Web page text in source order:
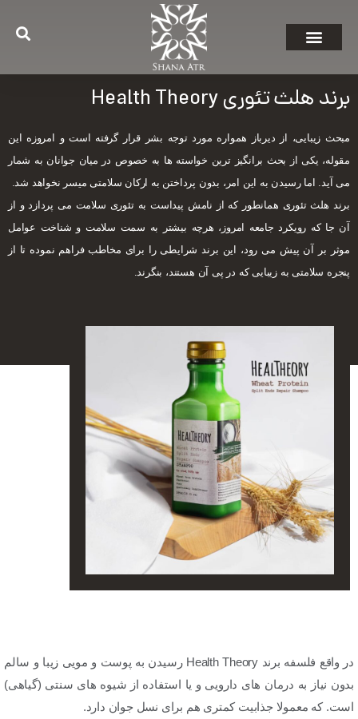
برند هلث تئوری Health Theory
مبحث زیبایی، از دیرباز همواره مورد توجه بشر قرار گرفته است و امروزه این
مقوله، یکی از بحث برانگیز ترین خواسته ها به خصوص در میان جوانان به شمار
می آید. اما رسیدن به این امر، بدون پرداختن به ارکان سلامتی میسر نخواهد شد.
برند هلث تئوری همانطور که از نامش پیداست به تئوری سلامت می پردازد و از
آن جا که رویکرد جامعه امروز، هرچه بیشتر به سمت سلامت و شناخت عوامل
موثر بر آن پیش می رود، این برند شرایطی را برای مخاطب فراهم نموده تا از
پنجره سلامتی به زیبایی که در پی آن هستند، بنگرند.
در واقع فلسفه برند Health Theory رسیدن به پوست و مویی زیبا و سالم
بدون نیاز به درمان های دارویی و یا استفاده از شیوه های سنتی (گیاهی)
است. که معمولا جذابیت کمتری هم برای نسل جوان دارد.